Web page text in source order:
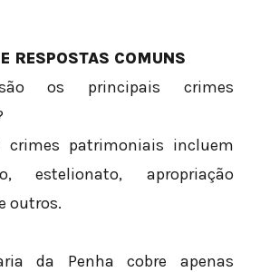
RESPOSTAS COMUNS
os principais crimes
crimes patrimoniais incluem
estelionato, apropriação
outros.
da Penha cobre apenas